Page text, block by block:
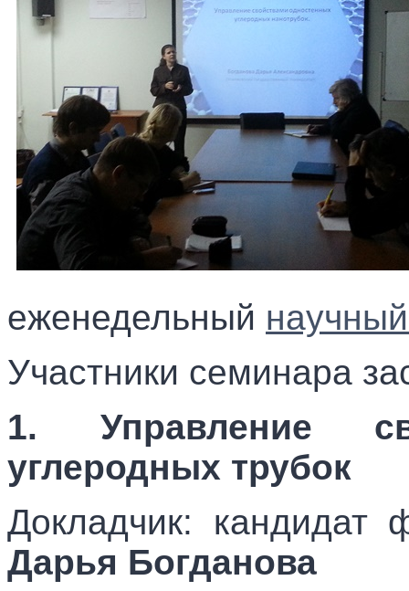
еженедельный
Участники семинара
1. Управление
углеродных трубок
Докладчик: кандидат
Дарья Богданова